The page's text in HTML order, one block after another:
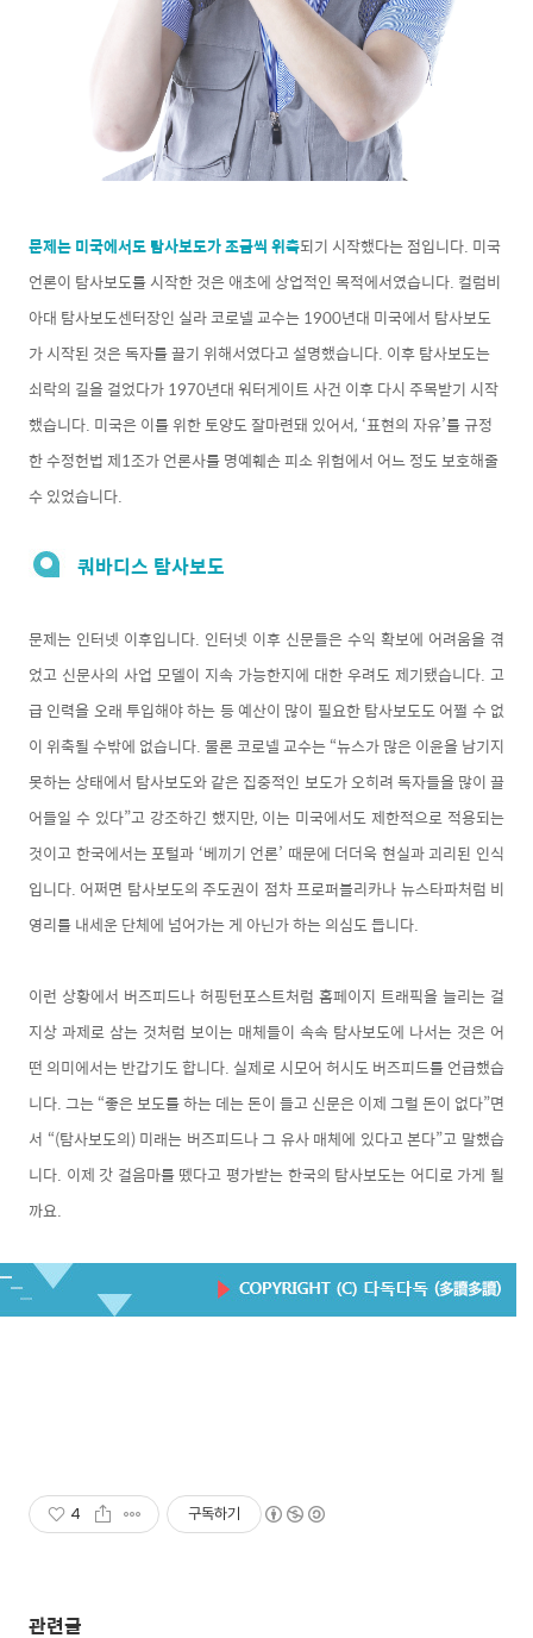
문제는 미국에서도 탐사보도가 조금씩 위축되기 시작했다는 점입니다. 미국
언론이 탐사보도를 시작한 것은 애초에 상업적인 목적에서였습니다. 컬럼비
아대 탐사보도센터장인 실라 코로넬 교수는 1900년대 미국에서 탐사보도
가 시작된 것은 독자를 끌기 위해서였다고 설명했습니다. 이후 탐사보도는
쇠락의 길을 걸었다가 1970년대 워터게이트 사건 이후 다시 주목받기 시작
했습니다. 미국은 이를 위한 토양도 잘마련돼 있어서, ‘표현의 자유’를 규정
한 수정헌법 제1조가 언론사를 명예훼손 피소 위험에서 어느 정도 보호해줄
수 있었습니다.
쿼바디스 탐사보도
문제는 인터넷 이후입니다. 인터넷 이후 신문들은 수익 확보에 어려움을 겪
었고 신문사의 사업 모델이 지속 가능한지에 대한 우려도 제기됐습니다. 고
급 인력을 오래 투입해야 하는 등 예산이 많이 필요한 탐사보도도 어쩔 수 없
이 위축될 수밖에 없습니다. 물론 코로넬 교수는 “뉴스가 많은 이윤을 남기지
못하는 상태에서 탐사보도와 같은 집중적인 보도가 오히려 독자들을 많이 끌
어들일 수 있다”고 강조하긴 했지만, 이는 미국에서도 제한적으로 적용되는
것이고 한국에서는 포털과 ‘베끼기 언론’ 때문에 더더욱 현실과 괴리된 인식
입니다. 어쩌면 탐사보도의 주도권이 점차 프로퍼블리카나 뉴스타파처럼 비
영리를 내세운 단체에 넘어가는 게 아닌가 하는 의심도 듭니다.
이런 상황에서 버즈피드나 허핑턴포스트처럼 홈페이지 트래픽을 늘리는 걸
지상 과제로 삼는 것처럼 보이는 매체들이 속속 탐사보도에 나서는 것은 어
떤 의미에서는 반갑기도 합니다. 실제로 시모어 허시도 버즈피드를 언급했습
니다. 그는 “좋은 보도를 하는 데는 돈이 들고 신문은 이제 그럴 돈이 없다”면
서 “(탐사보도의) 미래는 버즈피드나 그 유사 매체에 있다고 본다”고 말했습
니다. 이제 갓 걸음마를 뗐다고 평가받는 한국의 탐사보도는 어디로 가게 될
까요.
4 구독하기
관련글